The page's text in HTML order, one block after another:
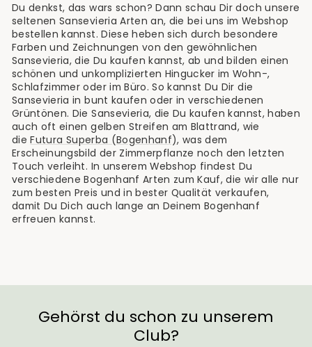
Du denkst, das wars schon? Dann schau Dir doch unsere
seltenen Sansevieria Arten an, die bei uns im Webshop
bestellen kannst. Diese heben sich durch besondere
Farben und Zeichnungen von den gewöhnlichen
Sansevieria, die Du kaufen kannst, ab und bilden einen
schönen und unkomplizierten Hingucker im Wohn-,
Schlafzimmer oder im Büro. So kannst Du Dir die
Sansevieria in bunt kaufen oder in verschiedenen
Grüntönen. Die Sansevieria, die Du kaufen kannst, haben
auch oft einen gelben Streifen am Blattrand, wie
die Futura Superba (Bogenhanf), was dem
Erscheinungsbild der Zimmerpflanze noch den letzten
Touch verleiht. In unserem Webshop findest Du
verschiedene Bogenhanf Arten zum Kauf, die wir alle nur
zum besten Preis und in bester Qualität verkaufen,
damit Du Dich auch lange an Deinem Bogenhanf
erfreuen kannst.
Gehörst du schon zu unserem
Club?